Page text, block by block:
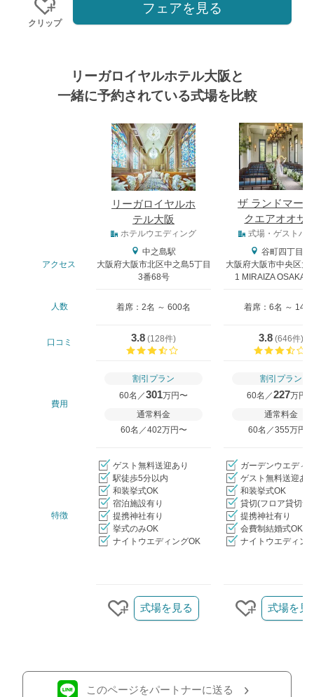
クリップ
フェアを見る
リーガロイヤルホテル大阪と
一緒に予約されている式場を比較
リーガロイヤルホ
テル大阪
ザ ランドマー
クエアオオサ
ホテルウエディング 式場・ゲストハ
アクセス
中之島駅
大阪府大阪市北区中之島5丁目
3番68号
谷町四丁目駅
大阪府大阪市中央区大
1 MIRAIZA OSAKA-
人数 着席：2名 ～ 600名 着席：6名 ～ 146
口コミ 3.8 (128件)
3.8 (646件)
費用
割引プラン
60名／301万円〜
通常料金
60名／402万円〜
割引プラン
60名／227万円
通常料金
60名／355万円〜
特徴
ゲスト無料送迎あり
駅徒歩5分以内
和装挙式OK
宿泊施設有り
提携神社有り
挙式のみOK
ナイトウエディングOK
ガーデンウエディ
ゲスト無料送迎あ
和装挙式OK
貸切(フロア貸切含
提携神社有り
会費制結婚式OK
ナイトウエディン
クリップする
式場を見る
クリップす
式場を見
このページをパートナーに送る